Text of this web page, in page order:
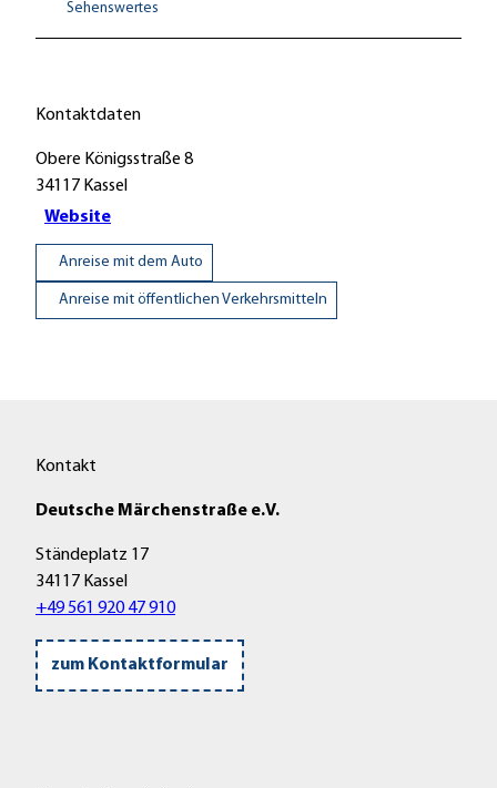
Sehenswertes
Kontaktdaten
Obere Königsstraße 8
34117 Kassel
Website
Anreise mit dem Auto
Anreise mit öffentlichen Verkehrsmitteln
Kontakt
Deutsche Märchenstraße e.V.
Ständeplatz 17
34117 Kassel
+49 561 920 47 910
zum Kontaktformular